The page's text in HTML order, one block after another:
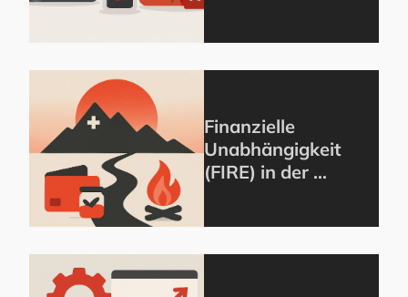
Finanzielle
Unabhängigkeit
(FIRE) in der …